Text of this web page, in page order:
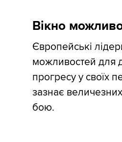
Вікно
Європейські
можливостей для
прогресу у своїх
зазнає
бою.